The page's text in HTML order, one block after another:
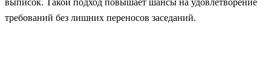
выписок. Такой подход повышает шансы на удовлетворение
требований без лишних переносов заседаний.